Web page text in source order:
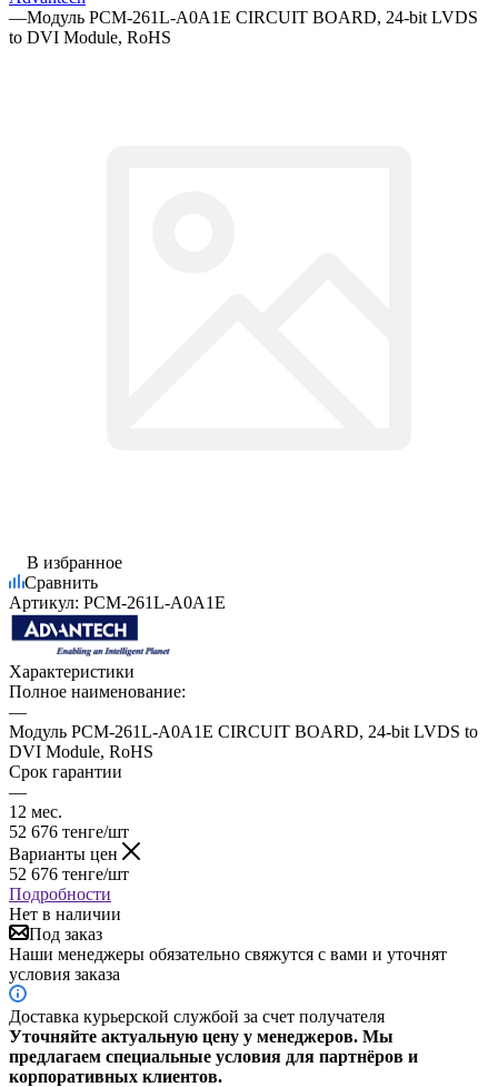
—Модуль PCM-261L-A0A1E CIRCUIT BOARD, 24-bit LVDS
to DVI Module, RoHS
В избранное
Сравнить
Артикул: PCM-261L-A0A1E
Характеристики
Полное наименование:
—
Модуль PCM-261L-A0A1E CIRCUIT BOARD, 24-bit LVDS to
DVI Module, RoHS
Срок гарантии
—
12 мес.
52 676 тенге/шт
Варианты цен
52 676 тенге/шт
Подробности
Нет в наличии
Под заказ
Наши менеджеры обязательно свяжутся с вами и уточнят
условия заказа
Доставка курьерской службой за счет получателя
Уточняйте актуальную цену у менеджеров. Мы
предлагаем специальные условия для партнёров и
корпоративных клиентов.